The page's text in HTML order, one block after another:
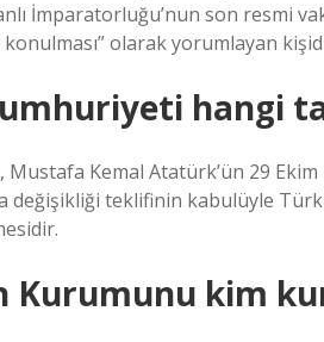
İmparatorluğu’nun son resmi
olarak yorumlayan
hangi
Mustafa Kemal Atatürk’ün 29
değişikliği teklifinin kabulüyle
Kurumunu kim